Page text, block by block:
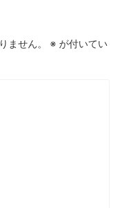
ません。 ※ が付いてい